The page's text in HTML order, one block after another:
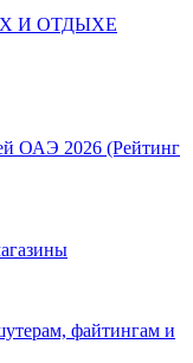
И ОТДЫХЕ
ОАЭ 2026 (Рейтинг
файтингам и